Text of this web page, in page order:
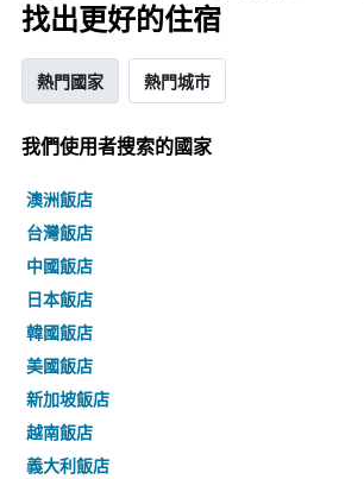
找出更好的住宿
熱門國家 熱門城市
我們使用者搜索的國家
澳洲飯店
台灣飯店
中國飯店
日本飯店
韓國飯店
美國飯店
新加坡飯店
越南飯店
義大利飯店